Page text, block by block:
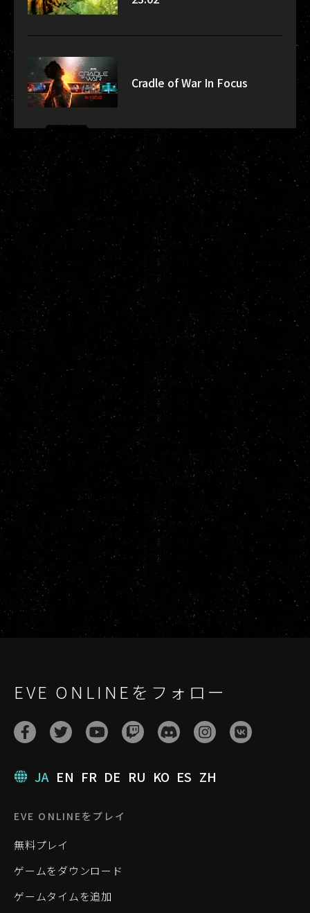
Cradle of War In Focus
EVE ONLINEをフォロー
JA EN FR DE RU KO ES ZH
EVE ONLINEをプレイ
無料プレイ
ゲームをダウンロード
ゲームタイムを追加